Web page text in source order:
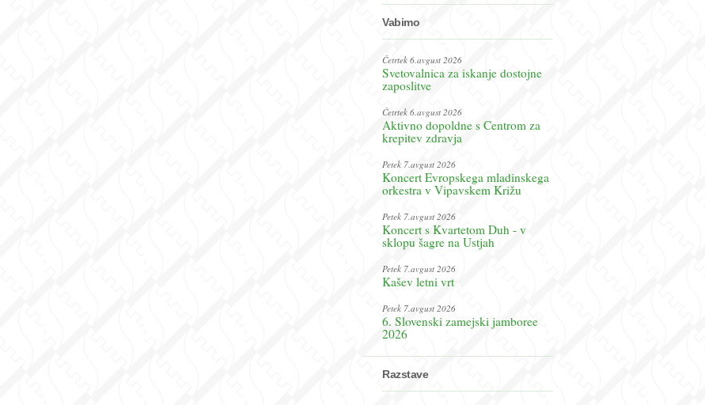
Vabimo
Četrtek 6.avgust 2026
Svetovalnica za iskanje dostojne
zaposlitve
Četrtek 6.avgust 2026
Aktivno dopoldne s Centrom za
krepitev zdravja
Petek 7.avgust 2026
Koncert Evropskega mladinskega
orkestra v Vipavskem Križu
Petek 7.avgust 2026
Koncert s Kvartetom Duh - v
sklopu šagre na Ustjah
Petek 7.avgust 2026
Kašev letni vrt
Petek 7.avgust 2026
6. Slovenski zamejski jamboree
2026
Razstave